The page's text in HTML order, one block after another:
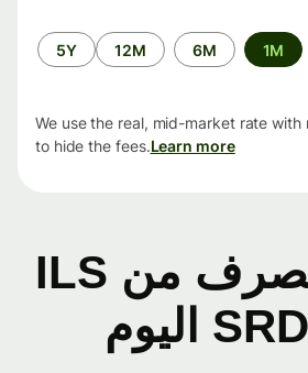
1M
6M
12M
5Y
We use the real, mid-market rate
to hide the fees.Learn more
أسعار الصرف من ILS